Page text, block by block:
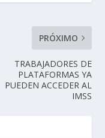
PRÓXIMO
TRABAJADORES DE
PLATAFORMAS YA
PUEDEN ACCEDER AL
IMSS